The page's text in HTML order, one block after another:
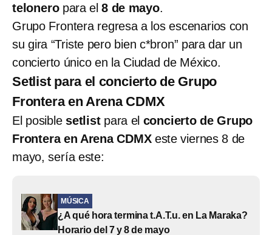
telonero para el8 de mayo.
Grupo Frontera regresa a los escenarios con
su gira “Triste pero bien c*bron” para dar un
concierto único en la Ciudad de México.
Setlist para el concierto de Grupo
Frontera en Arena CDMX
El posible setlist para el concierto de Grupo
Frontera en Arena CDMXeste viernes 8 de
mayo, sería este:
MÚSICA
¿A qué hora termina t.A.T.u. en La Maraka?
Horario del 7 y 8 de mayo